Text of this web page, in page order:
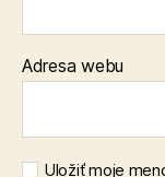
Adresa webu
Uložiť moje